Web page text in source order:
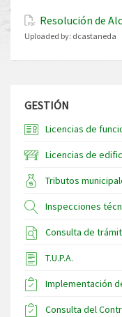
Resolución de
Uploaded by: dcastaneda
GESTIÓN
Licencias de
Licencias de
Tributos
Inspecciones
Consulta de
T.U.P.A.
Implementación
Consulta del